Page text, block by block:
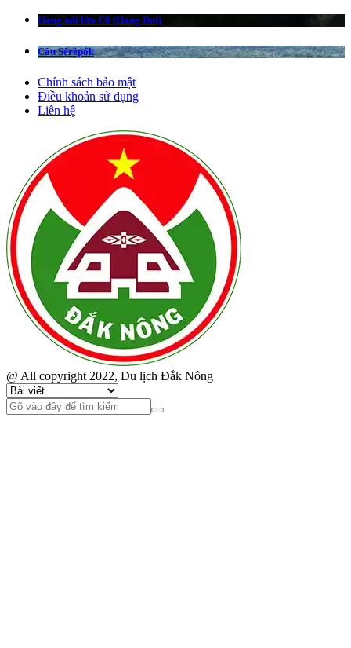
Hang núi lửa C0 (Hang Dơi)
Cầu Sêrêpốk
Chính sách bảo mật
Điều khoản sử dụng
Liên hệ
@ All copyright 2022, Du lịch Đắk Nông